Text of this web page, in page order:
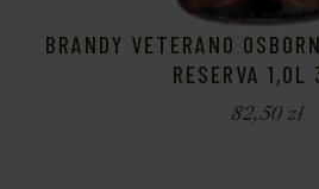
BRANDY VETERANO
RESERVA 1,0L
82,50zł